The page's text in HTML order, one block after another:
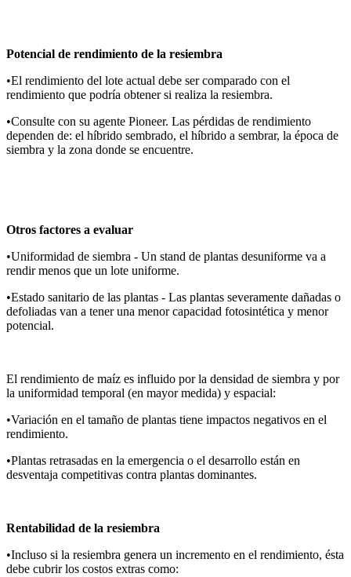
Potencial de rendimiento de la resiembra
•El rendimiento del lote actual debe ser comparado con el
rendimiento que podría obtener si realiza la resiembra.
•Consulte con su agente Pioneer. Las pérdidas de rendimiento
dependen de: el híbrido sembrado, el híbrido a sembrar, la época de
siembra y la zona donde se encuentre.
Otros factores a evaluar
•Uniformidad de siembra - Un stand de plantas desuniforme va a
rendir menos que un lote uniforme.
•Estado sanitario de las plantas - Las plantas severamente dañadas o
defoliadas van a tener una menor capacidad fotosintética y menor
potencial.
El rendimiento de maíz es influido por la densidad de siembra y por
la uniformidad temporal (en mayor medida) y espacial:
•Variación en el tamaño de plantas tiene impactos negativos en el
rendimiento.
•Plantas retrasadas en la emergencia o el desarrollo están en
desventaja competitivas contra plantas dominantes.
Rentabilidad de la resiembra
•Incluso si la resiembra genera un incremento en el rendimiento, ésta
debe cubrir los costos extras como: